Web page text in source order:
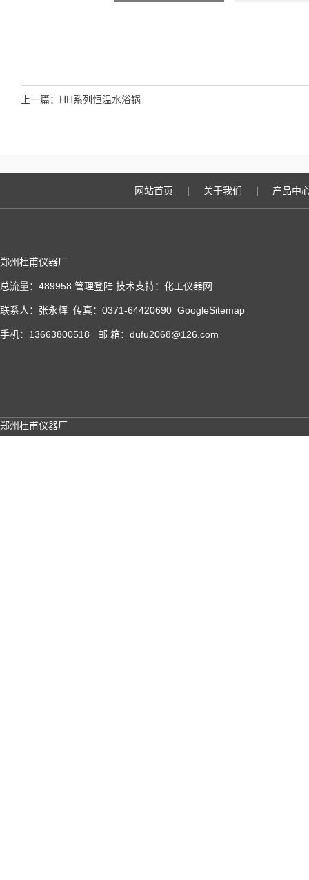
上一篇： HH系列恒温水浴锅
网站首页 | 关于我们 | 产品中
郑州杜甫仪器厂
总流量：489958 管理登陆 技术支持： 化工仪器网
联系人：张永辉 传真：0371-64420690 GoogleSitemap
手机：13663800518 邮 箱：dufu2068@126.com
郑州杜甫仪器厂